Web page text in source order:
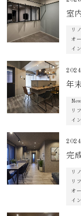
室
リ
オ
イ
年
リ
イ
完
リ
リ
オ
イ